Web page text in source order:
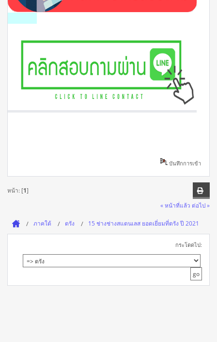
บันทึกการเข้า
หน้า: [1]
« หน้าที่แล้ว ต่อไป »
ภาคใต้ ตรัง 15 ช่างช่างสแตนเลส ยอดเยี่ยมที่ตรัง ปี 2021
กระโดดไป: